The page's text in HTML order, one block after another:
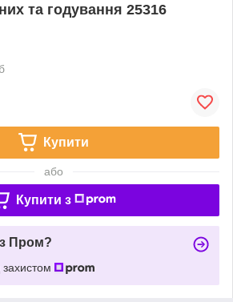
та годування 25316
Купити
або
Купити з
Пром?